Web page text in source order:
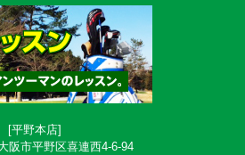
[平野本店]
阪市平野区喜連西4-6-94